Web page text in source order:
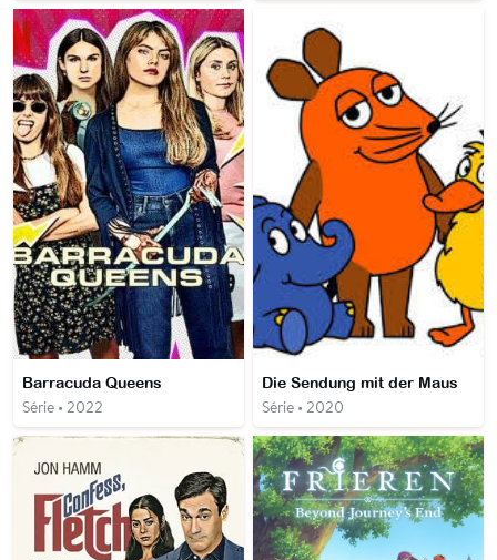
Barracuda Queens
Série • 2022
Die Sendung mit der Maus
Série • 2020